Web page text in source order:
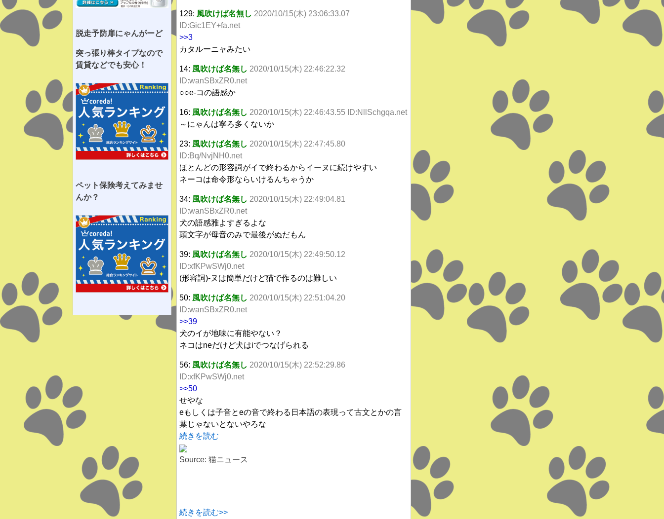
脱走予防扉にゃんがーど
突っ張り棒タイプなので
賃貸などでも安心！
ペット保険考えてみませ
んか？
129: 風吹けば名無し 2020/10/15(木) 23:06:33.07
ID:Gic1EY+fa.net
>>3
カタルーニャみたい
14: 風吹けば名無し 2020/10/15(木) 22:46:22.32
ID:wanSBxZR0.net
○○e-コの語感か
16: 風吹けば名無し 2020/10/15(木) 22:46:43.55 ID:NllSchgqa.net
～にゃんは寧ろ多くないか
23: 風吹けば名無し 2020/10/15(木) 22:47:45.80
ID:Bq/NvjNH0.net
ほとんどの形容詞がイで終わるからイーヌに続けやすい
ネーコは命令形ならいけるんちゃうか
34: 風吹けば名無し 2020/10/15(木) 22:49:04.81
ID:wanSBxZR0.net
犬の語感雅よすぎるよな
頭文字が母音のみで最後がぬだもん
39: 風吹けば名無し 2020/10/15(木) 22:49:50.12
ID:xfKPwSWj0.net
(形容詞)-ヌは簡単だけど猫で作るのは難しい
50: 風吹けば名無し 2020/10/15(木) 22:51:04.20
ID:wanSBxZR0.net
>>39
犬のイが地味に有能やない？
ネコはneだけど犬はiでつなげられる
56: 風吹けば名無し 2020/10/15(木) 22:52:29.86
ID:xfKPwSWj0.net
>>50
せやな
eもしくは子音とeの音で終わる日本語の表現って古文とかの言
葉じゃないとないやろな
続きを読む
Source: 猫ニュース
続きを読む>>